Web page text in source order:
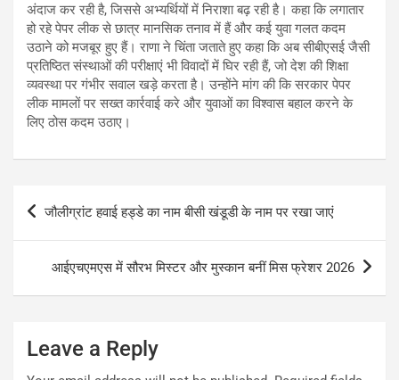
अंदाज कर रही है, जिससे अभ्यर्थियों में निराशा बढ़ रही है। कहा कि लगातार
हो रहे पेपर लीक से छात्र मानसिक तनाव में हैं और कई युवा गलत कदम
उठाने को मजबूर हुए हैं। राणा ने चिंता जताते हुए कहा कि अब सीबीएसई जैसी
प्रतिष्ठित संस्थाओं की परीक्षाएं भी विवादों में घिर रही हैं, जो देश की शिक्षा
व्यवस्था पर गंभीर सवाल खड़े करता है। उन्होंने मांग की कि सरकार पेपर
लीक मामलों पर सख्त कार्रवाई करे और युवाओं का विश्वास बहाल करने के
लिए ठोस कदम उठाए।
Post
navigation
जौलीग्रांट हवाई हड्डे का नाम बीसी खंडूडी के नाम पर रखा जाएं
आईएचएमएस में सौरभ मिस्टर और मुस्कान बनीं मिस फ्रेशर 2026
Leave a Reply